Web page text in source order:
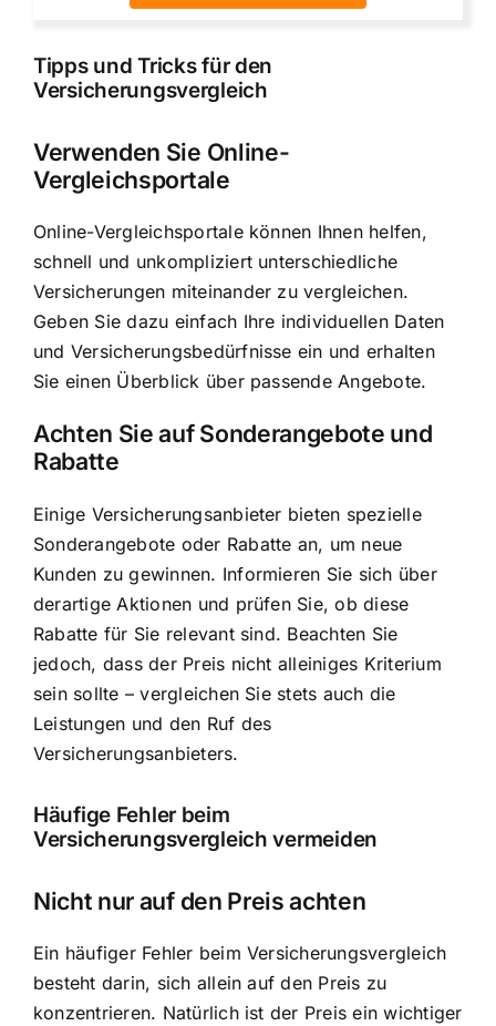
Tipps und Tricks für den
Versicherungsvergleich
Verwenden Sie Online-
Vergleichsportale
Online-Vergleichsportale können Ihnen helfen,
schnell und unkompliziert unterschiedliche
Versicherungen miteinander zu vergleichen.
Geben Sie dazu einfach Ihre individuellen Daten
und Versicherungsbedürfnisse ein und erhalten
Sie einen Überblick über passende Angebote.
Achten Sie auf Sonderangebote und
Rabatte
Einige Versicherungsanbieter bieten spezielle
Sonderangebote oder Rabatte an, um neue
Kunden zu gewinnen. Informieren Sie sich über
derartige Aktionen und prüfen Sie, ob diese
Rabatte für Sie relevant sind. Beachten Sie
jedoch, dass der Preis nicht alleiniges Kriterium
sein sollte – vergleichen Sie stets auch die
Leistungen und den Ruf des
Versicherungsanbieters.
Häufige Fehler beim
Versicherungsvergleich vermeiden
Nicht nur auf den Preis achten
Ein häufiger Fehler beim Versicherungsvergleich
besteht darin, sich allein auf den Preis zu
konzentrieren. Natürlich ist der Preis ein wichtiger